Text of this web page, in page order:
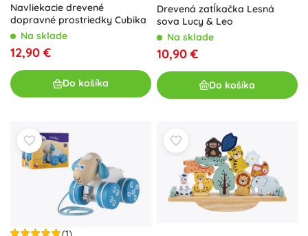
Navliekacie drevené
dopravné prostriedky Cubika
Na sklade
12,90 €
Do košíka
Drevená zatĺkačka Lesná
sova Lucy & Leo
Na sklade
10,90 €
Do košíka
(1)